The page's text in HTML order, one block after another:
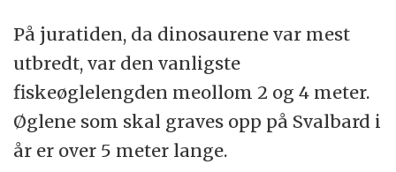
På juratiden, da dinosaurene var mest
utbredt, var den vanligste
fiskeøglelengden meollom 2 og 4 meter.
Øglene som skal graves opp på Svalbard i
år er over 5 meter lange.